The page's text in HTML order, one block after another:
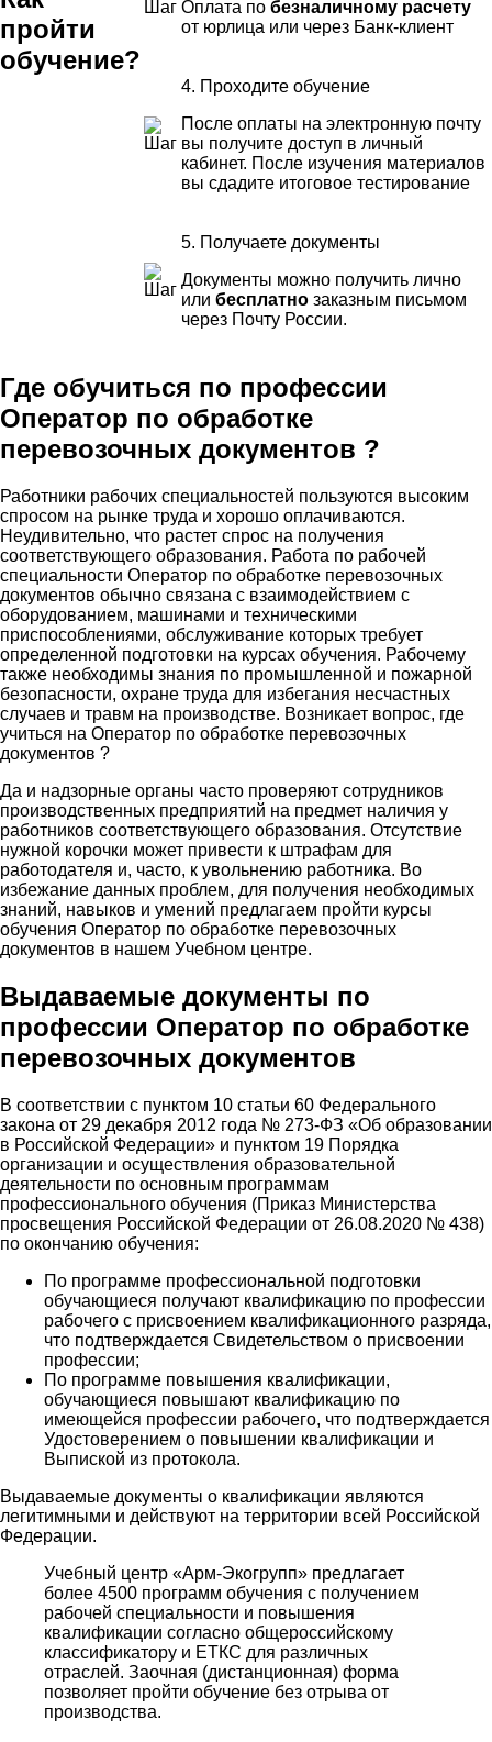
пройти
обучение?
Оплата по безналичному расчету
от юрлица или через Банк-клиент
4. Проходите обучение
После оплаты на электронную почту
вы получите доступ в личный
кабинет. После изучения материалов
вы сдадите итоговое тестирование
5. Получаете документы
Документы можно получить лично
или бесплатно заказным письмом
через Почту России.
Где обучиться по профессии
Оператор по обработке
перевозочных документов ?
Работники рабочих специальностей пользуются высоким
спросом на рынке труда и хорошо оплачиваются.
Неудивительно, что растет спрос на получения
соответствующего образования. Работа по рабочей
специальности Оператор по обработке перевозочных
документов обычно связана с взаимодействием с
оборудованием, машинами и техническими
приспособлениями, обслуживание которых требует
определенной подготовки на курсах обучения. Рабочему
также необходимы знания по промышленной и пожарной
безопасности, охране труда для избегания несчастных
случаев и травм на производстве. Возникает вопрос, где
учиться на Оператор по обработке перевозочных
документов ?
Да и надзорные органы часто проверяют сотрудников
производственных предприятий на предмет наличия у
работников соответствующего образования. Отсутствие
нужной корочки может привести к штрафам для
работодателя и, часто, к увольнению работника. Во
избежание данных проблем, для получения необходимых
знаний, навыков и умений предлагаем пройти курсы
обучения Оператор по обработке перевозочных
документов в нашем Учебном центре.
Выдаваемые документы по
профессии Оператор по обработке
перевозочных документов
В соответствии с пунктом 10 статьи 60 Федерального
закона от 29 декабря 2012 года № 273-ФЗ «Об образовании
в Российской Федерации» и пунктом 19 Порядка
организации и осуществления образовательной
деятельности по основным программам
профессионального обучения (Приказ Министерства
просвещения Российской Федерации от 26.08.2020 № 438)
по окончанию обучения:
По программе профессиональной подготовки
обучающиеся получают квалификацию по профессии
рабочего с присвоением квалификационного разряда,
что подтверждается Свидетельством о присвоении
профессии;
По программе повышения квалификации,
обучающиеся повышают квалификацию по
имеющейся профессии рабочего, что подтверждается
Удостоверением о повышении квалификации и
Выпиской из протокола.
Выдаваемые документы о квалификации являются
легитимными и действуют на территории всей Российской
Федерации.
Учебный центр «Арм-Экогрупп» предлагает
более 4500 программ обучения с получением
рабочей специальности и повышения
квалификации согласно общероссийскому
классификатору и ЕТКС для различных
отраслей. Заочная (дистанционная) форма
позволяет пройти обучение без отрыва от
производства.